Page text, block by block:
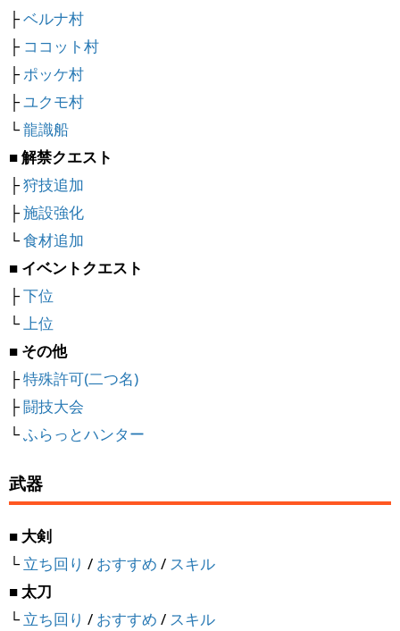
├ベルナ村
├ ココット村
├ポッケ村
├ユクモ村
└龍識船
■ 解禁クエスト
├狩技追加
├施設強化
└食材追加
■ イベントクエスト
├下位
└上位
■ その他
├特殊許可(二つ名)
├闘技大会
└ふらっとハンター
武器
■ 大剣
└立ち回り / おすすめ / スキル
■ 太刀
└立ち回り / おすすめ / スキル